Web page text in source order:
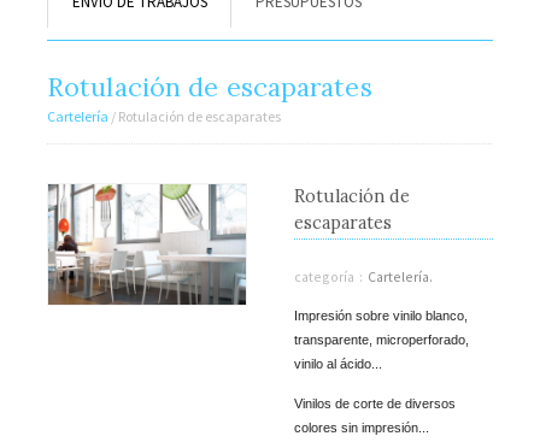
Rotulación de escaparates
Cartelería / Rotulación de escaparates
Rotulación de
escaparates
categoría : Cartelería.
Impresión sobre vinilo blanco,
transparente, microperforado,
vinilo al ácido...
Vinilos de corte de diversos
colores sin impresión...